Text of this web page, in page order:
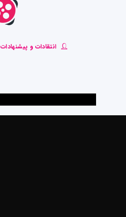
انتقادات و پیشنهادات